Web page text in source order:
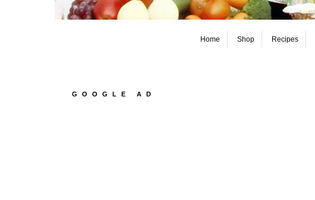
Home Shop Recipes
GOOGLE AD